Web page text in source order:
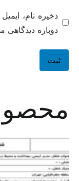
ذخیره نام،
دوباره دیدگاهی